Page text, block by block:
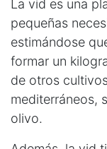
La vid es una
pequeñas
estimándose
formar un
de otros
mediterráneos,
olivo.